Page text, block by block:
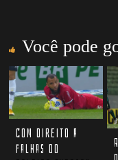
Você pode
Com direito a
falhas do